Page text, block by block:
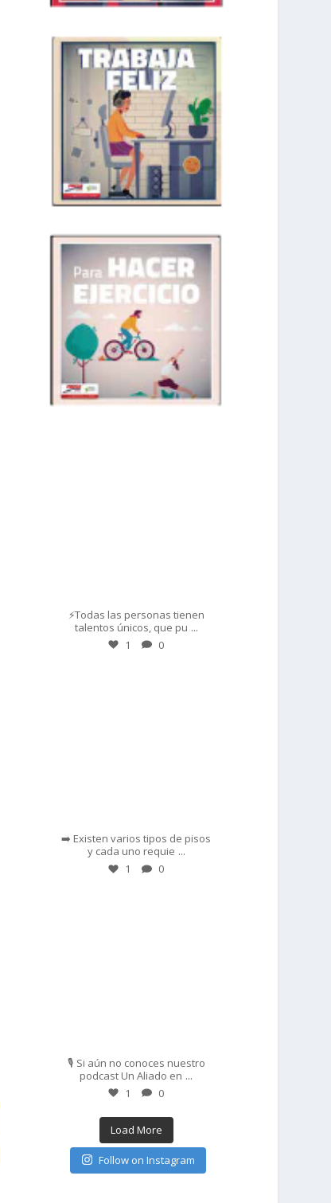
⚡Todas las personas tienen
talentos únicos, que pu ...
1 0
➡️ Existen varios tipos de pisos
y cada uno requie ...
1 0
🎙️ Si aún no conoces nuestro
podcast Un Aliado en ...
1 0
Load More
Follow on Instagram